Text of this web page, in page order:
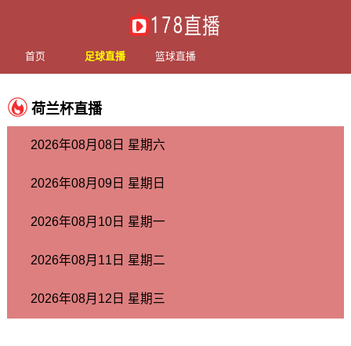
首页 足球直播 篮球直播
荷兰杯直播
2026年08月08日 星期六
2026年08月09日 星期日
2026年08月10日 星期一
2026年08月11日 星期二
2026年08月12日 星期三